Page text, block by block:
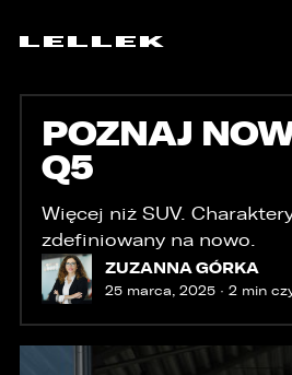
SAMOCHODY
USŁUGI
KARIERA
POZNAJ
Q5
Więcej niż SUV.
zdefiniowany na nowo.
ZUZANNA GÓRKA
25 marca, 2025 · 2 min